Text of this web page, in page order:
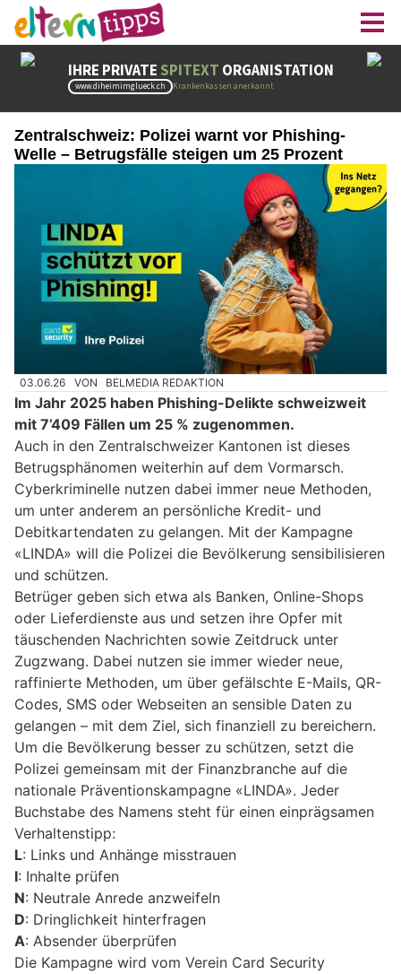
Zentralschweiz: Polizei warnt vor Phishing-
Welle – Betrugsfälle steigen um 25 Prozent
03.06.26 VON BELMEDIA REDAKTION
Im Jahr 2025 haben Phishing-Delikte schweizweit
mit 7’409 Fällen um 25 % zugenommen.
Auch in den Zentralschweizer Kantonen ist dieses
Betrugsphänomen weiterhin auf dem Vormarsch.
Cyberkriminelle nutzen dabei immer neue Methoden,
um unter anderem an persönliche Kredit- und
Debitkartendaten zu gelangen. Mit der Kampagne
«LINDA» will die Polizei die Bevölkerung sensibilisieren
und schützen.
Betrüger geben sich etwa als Banken, Online-Shops
oder Lieferdienste aus und setzen ihre Opfer mit
täuschenden Nachrichten sowie Zeitdruck unter
Zugzwang. Dabei nutzen sie immer wieder neue,
raffinierte Methoden, um über gefälschte E-Mails, QR-
Codes, SMS oder Webseiten an sensible Daten zu
gelangen – mit dem Ziel, sich finanziell zu bereichern.
Um die Bevölkerung besser zu schützen, setzt die
Polizei gemeinsam mit der Finanzbranche auf die
nationale Präventionskampagne «LINDA». Jeder
Buchstabe des Namens steht für einen einprägsamen
Verhaltenstipp:
L: Links und Anhänge misstrauen
I: Inhalte prüfen
N: Neutrale Anrede anzweifeln
D: Dringlichkeit hinterfragen
A: Absender überprüfen
Die Kampagne wird vom Verein Card Security